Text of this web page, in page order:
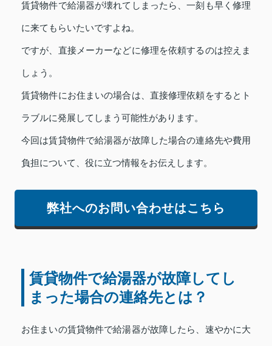
賃貸物件で給湯器が壊れてしまったら、一刻も早く修理
に来てもらいたいですよね。
ですが、直接メーカーなどに修理を依頼するのは控えま
しょう。
賃貸物件にお住まいの場合は、直接修理依頼をするとト
ラブルに発展してしまう可能性があります。
今回は賃貸物件で給湯器が故障した場合の連絡先や費用
負担について、役に立つ情報をお伝えします。
弊社へのお問い合わせはこちら
賃貸物件で給湯器が故障してし
まった場合の連絡先とは？
お住まいの賃貸物件で給湯器が故障したら、速やかに大